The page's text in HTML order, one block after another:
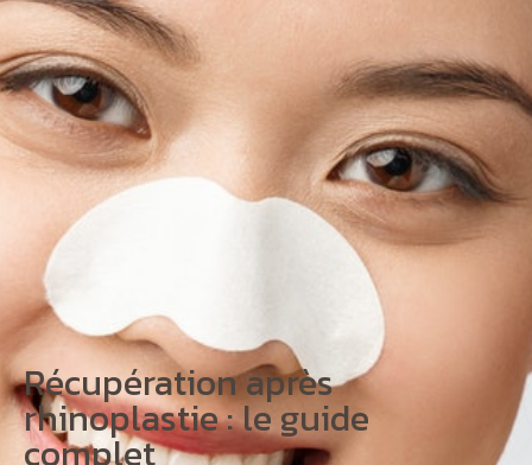
Récupération après
rhinoplastie : le guide
complet